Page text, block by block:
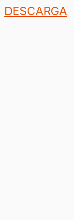
DESCARGA